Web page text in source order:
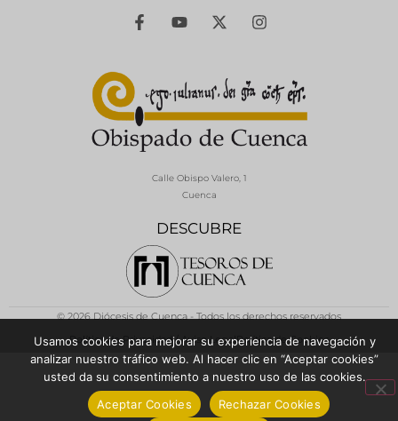
DESCUBRE
Calle Obispo Valero, 1
Cuenca
© 2026 Diócesis de Cuenca - Todos los derechos reservados
Política de Privacidad / Aviso LegalPolítica de Cookies
Usamos cookies para mejorar su experiencia de navegación y
analizar nuestro tráfico web. Al hacer clic en “Aceptar cookies”
usted da su consentimiento a nuestro uso de las cookies.
Aceptar Cookies
Rechazar Cookies